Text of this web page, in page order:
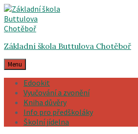
Skip
to
content
Skip
to
main
Skip
to
footer
Základní škola Buttulova Chotěboř
Menu
Edookit
Vyučování a zvonění
Kniha důvěry
Info pro předškoláky
Školní jídelna